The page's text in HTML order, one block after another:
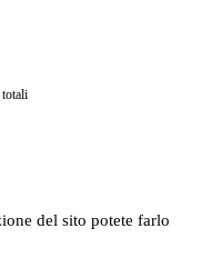
totali
del sito potete farlo